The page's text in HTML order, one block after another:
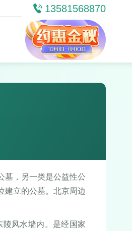
13581568870
墓，另一类是公益性公
建立的公墓。北京周边
风水墙内。是经国家